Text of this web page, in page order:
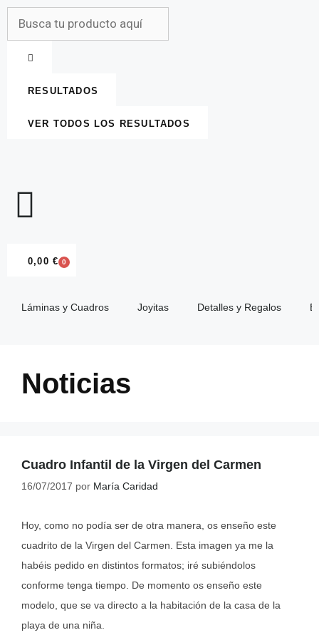
RESULTADOS
VER TODOS LOS RESULTADOS
0,00 € 0
Láminas y Cuadros Joyitas Detalles y Regalos
Noticias
Cuadro Infantil de la Virgen del Carmen
16/07/2017 por María Caridad
Hoy, como no podía ser de otra manera, os enseño este
cuadrito de la Virgen del Carmen. Esta imagen ya me la
habéis pedido en distintos formatos; iré subiéndolos
conforme tenga tiempo. De momento os enseño este
modelo, que se va directo a la habitación de la casa de la
playa de una niña.